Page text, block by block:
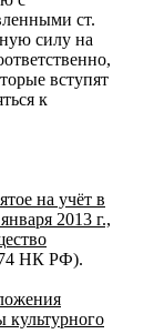
ст.
силу на
вступят
к
на учёт в
2013 г.,
НК РФ).
культурного